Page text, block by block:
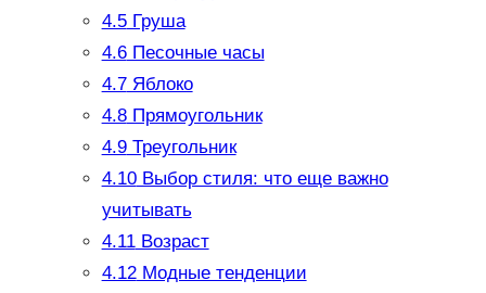
4.5Груша
4.6Песочные часы
4.7Яблоко
4.8Прямоугольник
4.9Треугольник
4.10Выбор стиля: что еще важно
учитывать
4.11Возраст
4.12Модные тенденции